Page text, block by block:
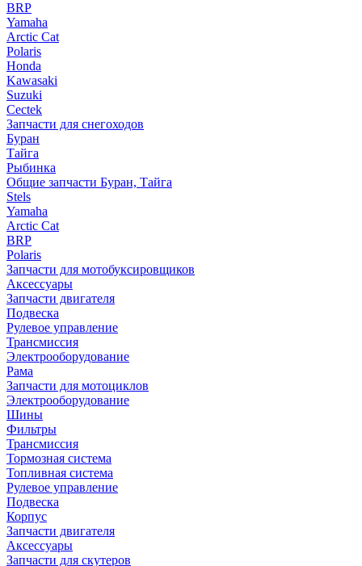
BRP
Yamaha
Arctic Cat
Polaris
Honda
Kawasaki
Suzuki
Cectek
Запчасти для снегоходов
Буран
Тайга
Рыбинка
Общие запчасти Буран, Тайга
Stels
Yamaha
Arctic Cat
BRP
Polaris
Запчасти для мотобуксировщиков
Аксессуары
Запчасти двигателя
Подвеска
Рулевое управление
Трансмиссия
Электрооборудование
Рама
Запчасти для мотоциклов
Электрооборудование
Шины
Фильтры
Трансмиссия
Тормозная система
Топливная система
Рулевое управление
Подвеска
Корпус
Запчасти двигателя
Аксессуары
Запчасти для скутеров